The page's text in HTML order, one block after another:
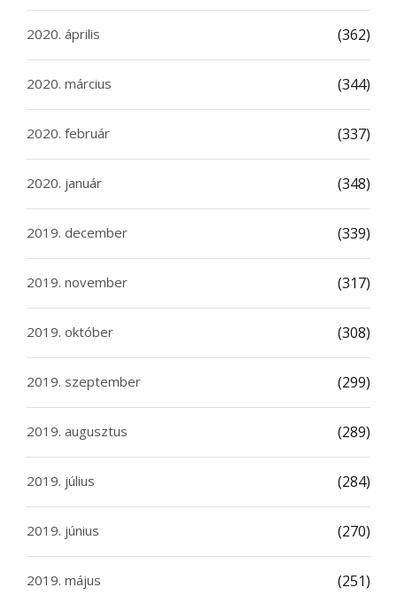
2020. április (362)
2020. március (344)
2020. február (337)
2020. január (348)
2019. december (339)
2019. november (317)
2019. október (308)
2019. szeptember (299)
2019. augusztus (289)
2019. július (284)
2019. június (270)
2019. május (251)